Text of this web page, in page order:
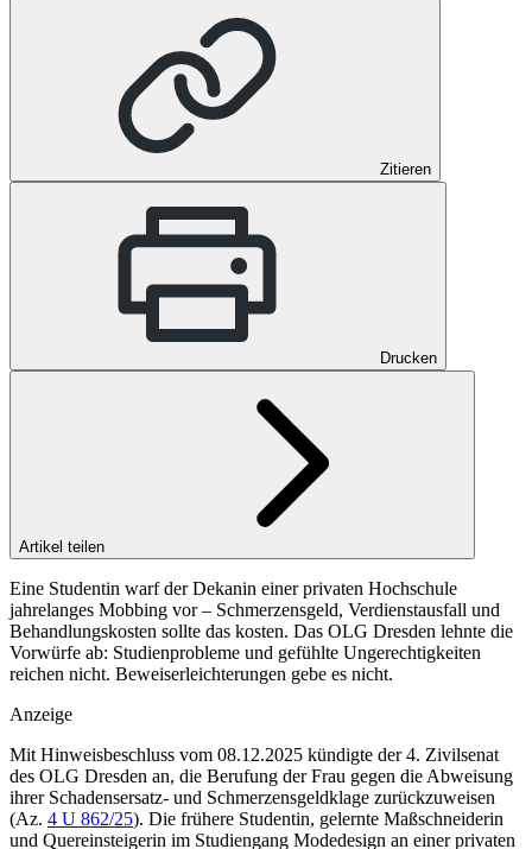
Zitieren
Drucken
Artikel teilen
Eine Studentin warf der Dekanin einer privaten Hochschule
jahrelanges Mobbing vor – Schmerzensgeld, Verdienstausfall und
Behandlungskosten sollte das kosten. Das OLG Dresden lehnte die
Vorwürfe ab: Studienprobleme und gefühlte Ungerechtigkeiten
reichen nicht. Beweiserleichterungen gebe es nicht.
Anzeige
Mit Hinweisbeschluss vom 08.12.2025 kündigte der 4. Zivilsenat
des OLG Dresden an, die Berufung der Frau gegen die Abweisung
ihrer Schadensersatz- und Schmerzensgeldklage zurückzuweisen
(Az. 4 U 862/25). Die frühere Studentin, gelernte Maßschneiderin
und Quereinsteigerin im Studiengang Modedesign an einer privaten